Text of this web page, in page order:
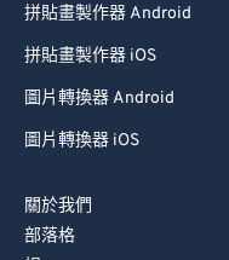
拼貼畫製作器 Android
拼貼畫製作器 iOS
圖片轉換器 Android
圖片轉換器 iOS
關於我們
部落格